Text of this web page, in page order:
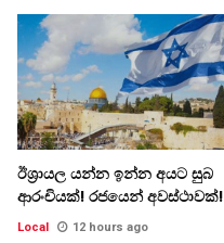
ඊශ්‍රායල යන්න ඉන්න අයට සුබ
ආරංචියක්! ‍රජයෙන් අවස්ථාවක්!
Local 12 hours ago